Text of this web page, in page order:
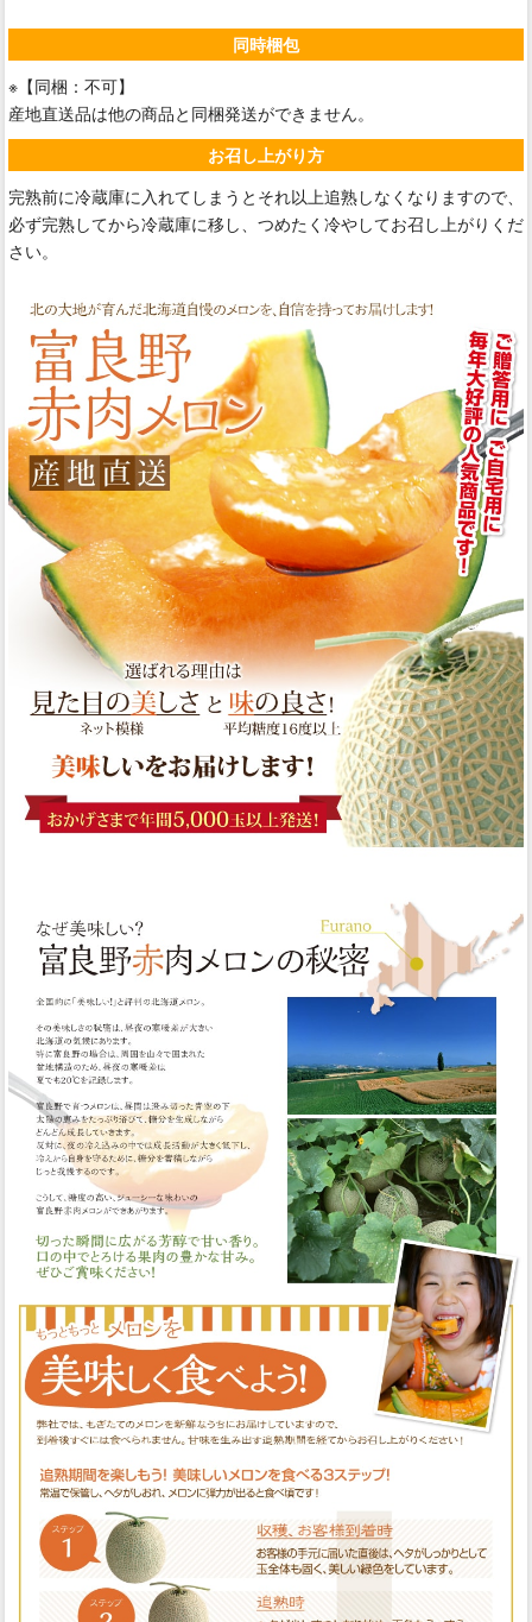
同時梱包
※【同梱：不可】
産地直送品は他の商品と同梱発送ができません。
お召し上がり方
完熟前に冷蔵庫に入れてしまうとそれ以上追熟しなくなりますので、
必ず完熟してから冷蔵庫に移し、つめたく冷やしてお召し上がりくだ
さい。